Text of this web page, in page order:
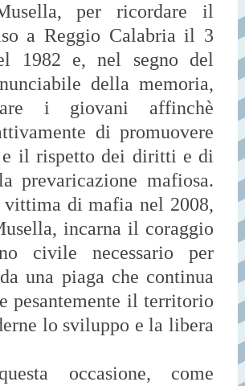
per ricordare il
a Reggio Calabria il 3
1982 e, nel segno del
della memoria,
i giovani affinchè
di promuovere
il rispetto dei diritti e di
prevaricazione mafiosa.
vittima di mafia nel 2008,
incarna il coraggio
civile necessario per
una piaga che continua
pesantemente il territorio
lo sviluppo e la libera
occasione, come